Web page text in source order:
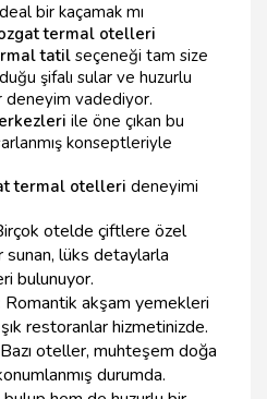
bir kaçamak mı
termal otelleri
tatil seçeneği tam size
şifalı sular ve huzurlu
vadediyor.
ile öne çıkan bu
konseptleriyle
termal otelleri deneyimi
otelde çiftlere özel
sunan, lüks detaylarla
bulunuyor.
Romantik akşam yemekleri
restoranlar hizmetinizde.
Bazı oteller, muhteşem doğa
durumda.